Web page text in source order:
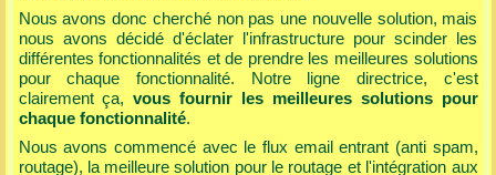
Nous avons donc cherché non pas une nouvelle solution, mais
nous avons décidé d'éclater l'infrastructure pour scinder les
différentes fonctionnalités et de prendre les meilleures solutions
pour chaque fonctionnalité. Notre ligne directrice, c'est
clairement ça,vous fournir les meilleures solutions pour
chaque fonctionnalité.
Nous avons commencé avec le flux email entrant (anti spam,
routage), la meilleure solution pour le routage et l'intégration aux